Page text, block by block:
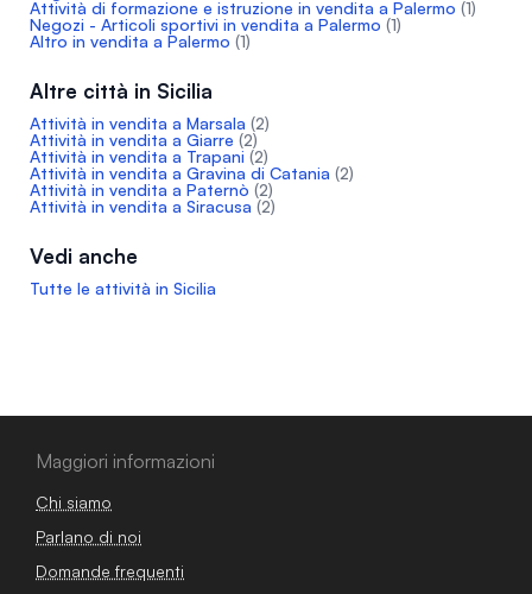
Attività di formazione e istruzione in vendita a Palermo (1)
Negozi - Articoli sportivi in vendita a Palermo (1)
Altro in vendita a Palermo (1)
Altre città in Sicilia
Attività in vendita a Marsala (2)
Attività in vendita a Giarre (2)
Attività in vendita a Trapani (2)
Attività in vendita a Gravina di Catania (2)
Attività in vendita a Paternò (2)
Attività in vendita a Siracusa (2)
Vedi anche
Tutte le attività in Sicilia
Maggiori informazioni
Chi siamo
Parlano di noi
Domande frequenti